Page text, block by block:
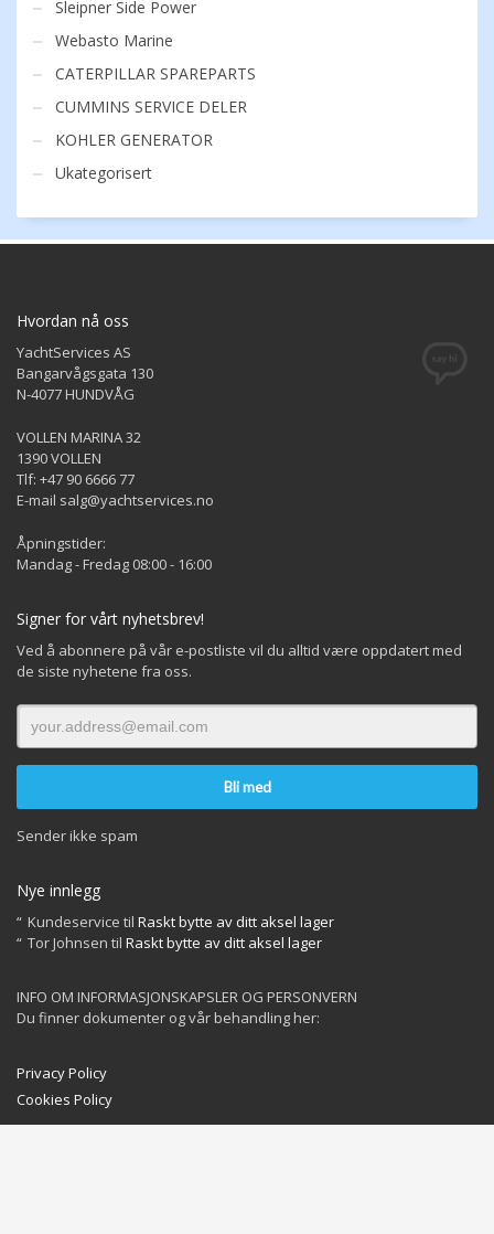
Sleipner Side Power
Webasto Marine
CATERPILLAR SPAREPARTS
CUMMINS SERVICE DELER
KOHLER GENERATOR
Ukategorisert
Hvordan nå oss
YachtServices AS
Bangarvågsgata 130
N-4077 HUNDVÅG
VOLLEN MARINA 32
1390 VOLLEN
Tlf: +47 90 6666 77
E-mail salg@yachtservices.no
Åpningstider:
Mandag - Fredag 08:00 - 16:00
Signer for vårt nyhetsbrev!
Ved å abonnere på vår e-postliste vil du alltid være oppdatert med
de siste nyhetene fra oss.
Sender ikke spam
Nye innlegg
Kundeservice til Raskt bytte av ditt aksel lager
Tor Johnsen til Raskt bytte av ditt aksel lager
INFO OM INFORMASJONSKAPSLER OG PERSONVERN
Du finner dokumenter og vår behandling her:
Privacy Policy
Cookies Policy